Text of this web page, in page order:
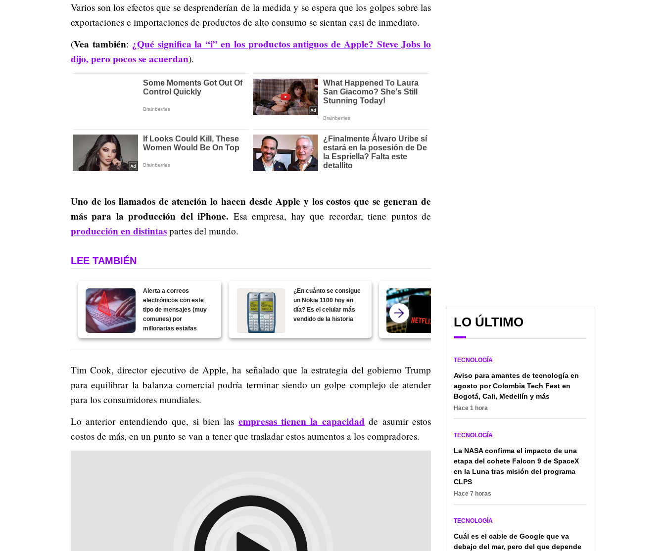
Varios son los efectos que se desprenderían de la medida y se espera que los golpes sobre las
exportaciones e importaciones de productos de alto consumo se sientan casi de inmediato.
(Vea también: ¿Qué significa la “i” en los productos antiguos de Apple? Steve Jobs lo
dijo, pero pocos se acuerdan).
Uno de los llamados de atención lo hacen desde Apple y los costos que se generan de
más para la producción del iPhone. Esa empresa, hay que recordar, tiene puntos de
producción en distintas partes del mundo.
LEE TAMBIÉN
Alerta a correos
electrónicos con este
tipo de mensajes (muy
comunes) por
millonarias estafas
¿En cuánto se consigue
un Nokia 1100 hoy en
día? Es el celular más
vendido de la historia
más pagada va a
desaparecer muy pronto
Tim Cook, director ejecutivo de Apple, ha señalado que la estrategia del gobierno Trump
para equilibrar la balanza comercial podría terminar siendo un golpe complejo de atender
para los consumidores mundiales.
Lo anterior entendiendo que, si bien las empresas tienen la capacidad de asumir estos
costos de más, en un punto se van a tener que trasladar estos aumentos a los compradores.
LO ÚLTIMO
TECNOLOGÍA
Aviso para amantes de tecnología en
agosto por Colombia Tech Fest en
Bogotá, Cali, Medellín y más
Hace 1 hora
TECNOLOGÍA
La NASA confirma el impacto de una
etapa del cohete Falcon 9 de SpaceX
en la Luna tras misión del programa
CLPS
Hace 7 horas
TECNOLOGÍA
Cuál es el cable de Google que va
debajo del mar, pero del que depende